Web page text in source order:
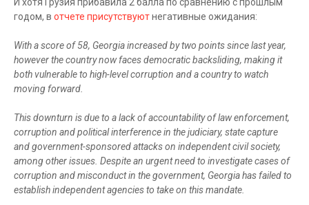
годом, в отчете присутствуютнегативные ожидания:
With a score of 58, Georgia increased by two points since last year,
however the country now faces democratic backsliding, making it
both vulnerable to high-level corruption and a country to watch
moving forward.
This downturn is due to a lack of accountability of law enforcement,
corruption and political interference in the judiciary, state capture
and government-sponsored attacks on independent civil society,
among other issues. Despite an urgent need to investigate cases of
corruption and misconduct in the government, Georgia has failed to
establish independent agencies to take on this mandate.